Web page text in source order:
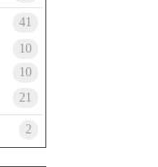
41
10
10
21
2